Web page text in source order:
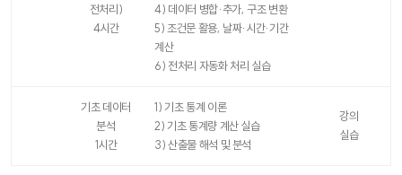
전처리)
4시간
4) 데이터 병합·추가, 구조 변환
5) 조건문 활용, 날짜·시간·기간
계산
6) 전처리 자동화 처리 실습
기초 데이터
분석
1시간
1) 기초 통계 이론
2) 기초 통계량 계산 실습
3) 산출물 해석 및 분석
강의
실습